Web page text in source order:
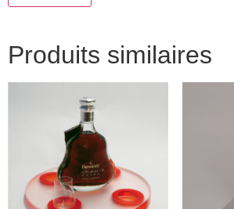
Produits similaires